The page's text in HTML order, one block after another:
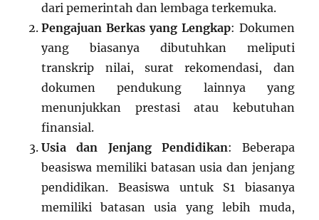
dari pemerintah dan lembaga terkemuka.
Pengajuan Berkas yang Lengkap: Dokumen
yang biasanya dibutuhkan meliputi
transkrip nilai, surat rekomendasi, dan
dokumen pendukung lainnya yang
menunjukkan prestasi atau kebutuhan
finansial.
Usia dan Jenjang Pendidikan: Beberapa
beasiswa memiliki batasan usia dan jenjang
pendidikan. Beasiswa untuk S1 biasanya
memiliki batasan usia yang lebih muda,